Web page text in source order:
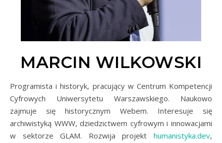
MARCIN WILKOWSKI
Programista i historyk, pracujący w Centrum Kompetencji
Cyfrowych Uniwersytetu Warszawskiego. Naukowo
zajmuje się historycznym Webem. Interesuje się
archiwistyką WWW, dziedzictwem cyfrowym i innowacjami
w sektorze GLAM. Rozwija projekt humanistyka.dev,